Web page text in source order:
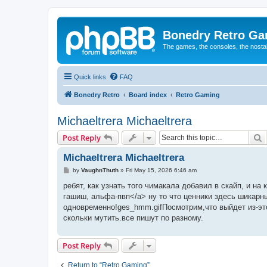
Bonedry Retro
The games, the consoles, the
Quick links FAQ
Bonedry Retro Board index Retro Gaming
Michaeltrera Michaeltrera
Post Reply
Michaeltrera Michaeltrera
P
s
by VaughnThuth» Fri May 15, 2026 6:46 am
ребят, как узнать того чимакала добавил в скайп, и
гашиш, альфа-пвп</a> ну то что ценники здесь
одновременно!ges_hmm.gifПосмотрим,что выйдет из-
скольки мутить.все пишут по разному.
Post Reply
Return to “Retro Gaming”